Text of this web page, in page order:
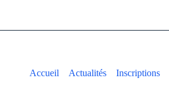
Accueil Actualités Inscriptions